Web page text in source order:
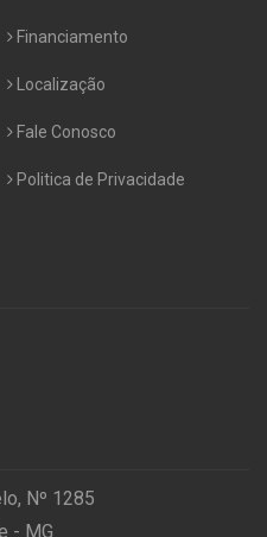
Financiamento
Localização
Fale Conosco
Politica de Privacidade
Nº 1285
- MG